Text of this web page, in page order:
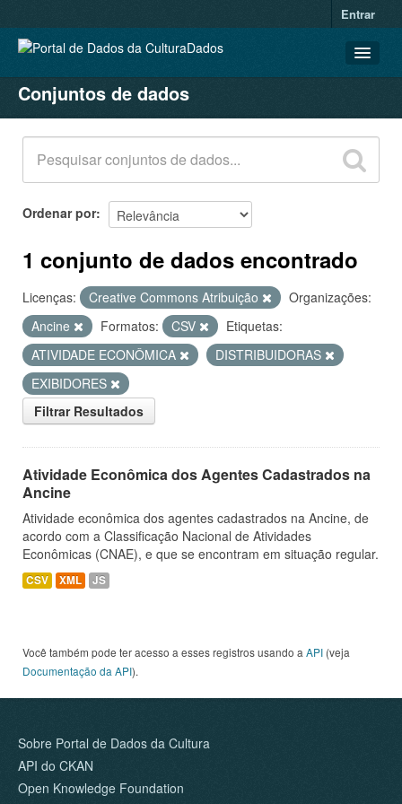
Entrar
CONJUNTOS DE DADOS
ORGANIZAÇÕES
GRUPOS
SOBRE
Conjuntos de dados
Ordenar por
1 conjunto de dados encontrado
Licenças: Creative Commons Atribuição
Organizações:
Ancine
Formatos: CSV
Etiquetas:
ATIVIDADE ECONÔMICA
DISTRIBUIDORAS
EXIBIDORES
Filtrar Resultados
Atividade Econômica dos Agentes Cadastrados na
Ancine
Atividade econômica dos agentes cadastrados na Ancine, de
acordo com a Classificação Nacional de Atividades
Econômicas (CNAE), e que se encontram em situação regular.
CSV XML JS
Você também pode ter acesso a esses registros usando a API (veja
Documentação da API).
Sobre Portal de Dados da Cultura
API do CKAN
Open Knowledge Foundation